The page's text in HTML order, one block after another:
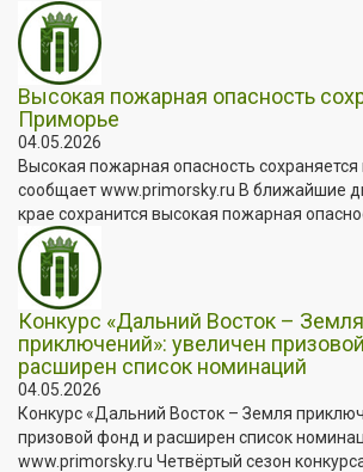
Высокая пожарная опасность
Приморье
04.05.2026
Высокая пожарная опасность
сообщает www.primorsky.ru В ближайшие
крае сохранится высокая пожарная
Конкурс «Дальний Восток – Земля
приключений»: увеличен
расширен список номинаций
04.05.2026
Конкурс «Дальний Восток – Земля
призовой фонд и расширен список
www.primorsky.ru Четвёртый сезон